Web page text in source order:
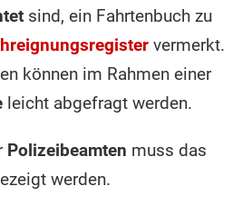
sind, ein Fahrtenbuch zu
vermerkt.
können im Rahmen einer
leicht abgefragt werden.
Polizeibeamten muss das
werden.